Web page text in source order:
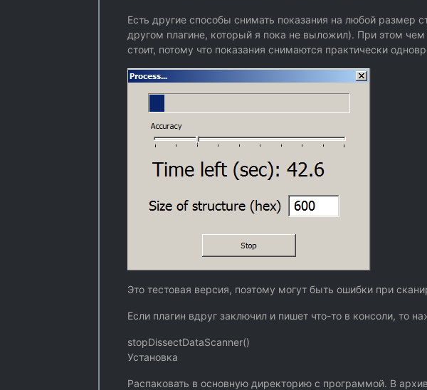
Есть другие способы снимать показания на любой размер
другом плагине, который я пока не выложил). При этом
стоит, потому что показания снимаются практически
Это тестовая версия, поэтому могут быть ошибки при
Если плагин вдруг заключил и пишет что-то в консоли, то
stopDissectDataScanner()
Установка
Распаковать в основную директорию с программой. В